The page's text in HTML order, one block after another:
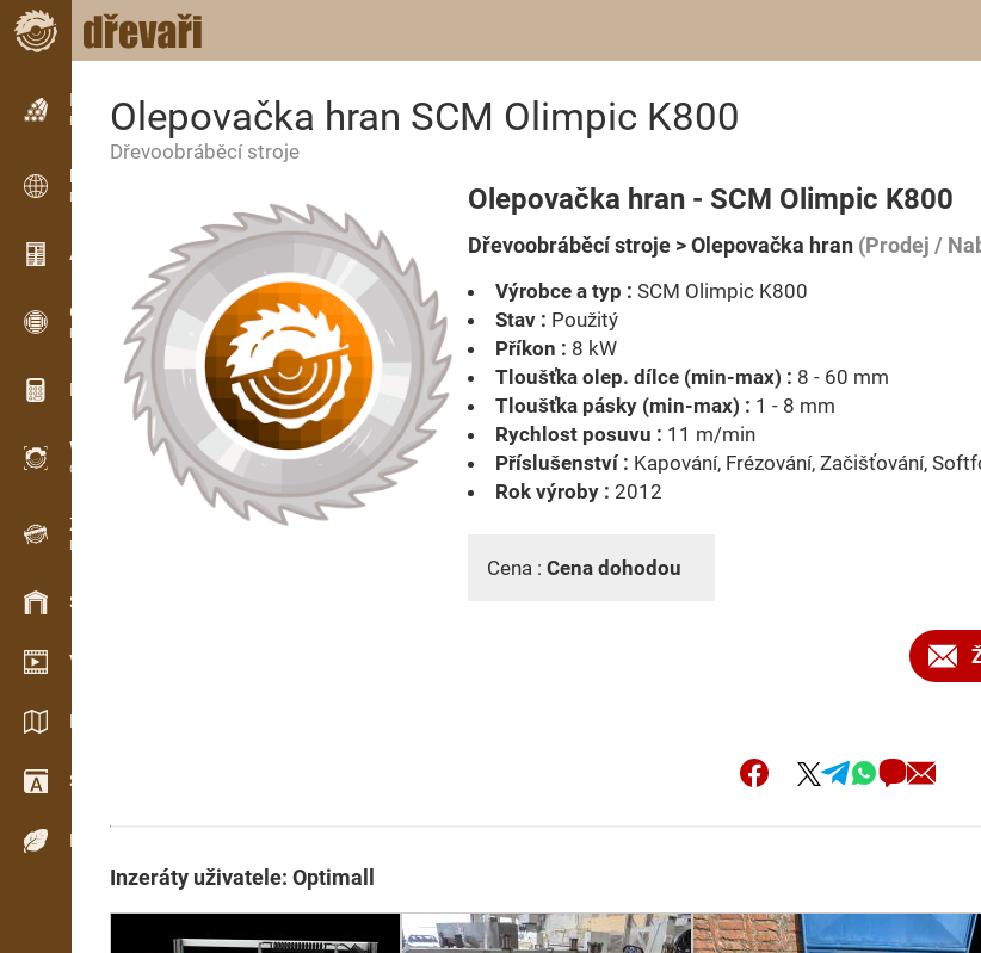
Inzerce
Řádková inzerce
Inzerce
Mezinárodní inzerce
Aktuality / Články
OPTI-TIMB
Pořezová schémata
Dřevařské kalkulačky
WoodProfi
Objem dřeva s AI
Záznamník
Evidence dřeva v terénu
Skladové hospodářství
Video showroom
Katalogy / Brožury
Slovník
Dřeviny
Olepovačka hran SCM Olimpic K800
Dřevoobráběcí stroje
Olepovačka hran - SCM Olimpic K800
Dřevoobráběcí stroje > Olepovačka hran (Prodej /
Výrobce a typ : SCM Olimpic K800
Stav : Použitý
Příkon : 8 kW
Tloušťka olep. dílce (min-max) : 8 - 60 mm
Tloušťka pásky (min-max) : 1 - 8 mm
Rychlost posuvu : 11 m/min
Příslušenství : Kapování, Frézování, Začišťování,
Rok výroby : 2012
Cena : Cena dohodou
Inzeráty uživatele: Optimall